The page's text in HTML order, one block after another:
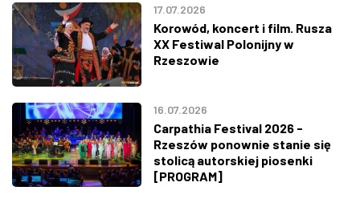
17.07.2026
Korowód, koncert i film. Rusza
XX Festiwal Polonijny w
Rzeszowie
16.07.2026
Carpathia Festival 2026 -
Rzeszów ponownie stanie się
stolicą autorskiej piosenki
[PROGRAM]